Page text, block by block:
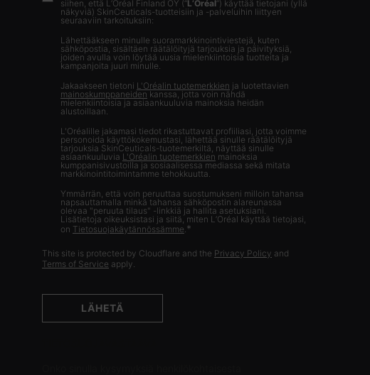
siihen, että L’Oréal Finland OY (“L’Oréal”) käyttää tietojani (yllä
näkyviä) SkinCeuticals-tuotteisiin ja -palveluihin liittyen
seuraaviin tarkoituksiin:
Lähettääkseen minulle suoramarkkinointiviestejä, kuten
sähköpostia, sisältäen räätälöityjä tarjouksia ja päivityksiä,
joiden avulla voin löytää uusia mielenkiintoisia tuotteita ja
kampanjoita juuri minulle.
Jakaakseen tietoni L'Oréalin tuotemerkkien ja luotettavien
mainoskumppaneiden kanssa, jotta voin nähdä
mielenkiintoisia ja asiaankuuluvia mainoksia heidän
alustoillaan.
L'Oréalille jakamasi tiedot rikastuttavat profiiliasi, jotta voimme
personoida käyttökokemustasi, lähettää sinulle räätälöityjä
tarjouksia SkinCeuticals-tuotemerkiltä, näyttää sinulle
asiaankuuluvia L'Oréalin tuotemerkkien mainoksia
kumppanisivustoilla ja sosiaalisessa mediassa sekä mitata
markkinointitoimintamme tehokkuutta.
Ymmärrän, että voin peruuttaa suostumukseni milloin tahansa
napsauttamalla minkä tahansa sähköpostin alareunassa
olevaa "peruuta tilaus" -linkkiä ja hallita asetuksiani.
Lisätietoja oikeuksistasi ja siitä, miten L’Oréal käyttää tietojasi,
on Tietosuojakäytännössämme.*
This site is protected by Cloudflare and the Privacy Policy and
Terms of Service apply.
LÄHETÄ